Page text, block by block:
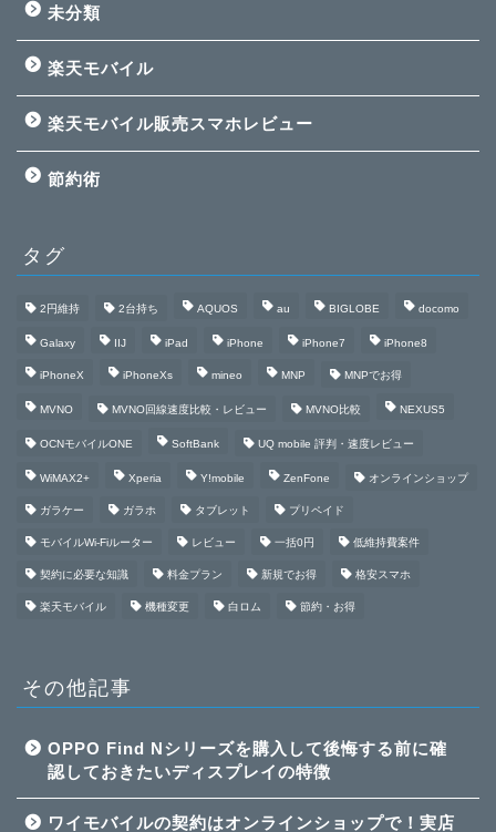
未分類
楽天モバイル
楽天モバイル販売スマホレビュー
節約術
タグ
2円維持 2台持ち AQUOS au BIGLOBE docomo
Galaxy IIJ iPad iPhone iPhone7 iPhone8
iPhoneX iPhoneXs mineo MNP MNPでお得
MVNO MVNO回線速度比較・レビュー MVNO比較 NEXUS5
OCNモバイルONE SoftBank UQ mobile 評判・速度レビュー
WiMAX2+ Xperia Y!mobile ZenFone オンラインショップ
ガラケー ガラホ タブレット プリペイド
モバイルWi-Fiルーター レビュー 一括0円 低維持費案件
契約に必要な知識 料金プラン 新規でお得 格安スマホ
楽天モバイル 機種変更 白ロム 節約・お得
その他記事
OPPO Find Nシリーズを購入して後悔する前に確
認しておきたいディスプレイの特徴
ワイモバイルの契約はオンラインショップで！実店